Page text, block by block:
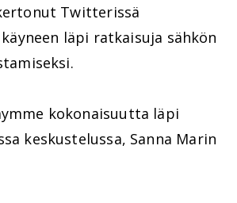
Twitterissä
läpi ratkaisuja sähkön
kokonaisuutta läpi
keskustelussa, Sanna Marin